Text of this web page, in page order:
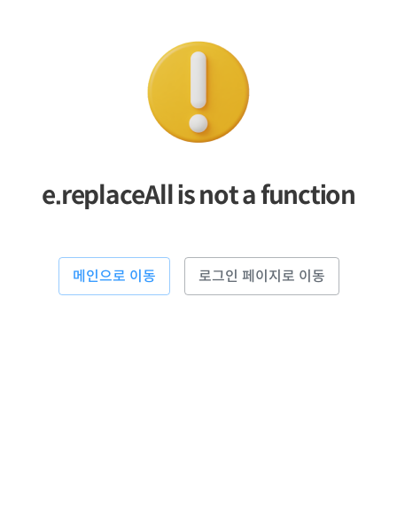
e.replaceAll is not a function
메인으로 이동 로그인 페이지로 이동